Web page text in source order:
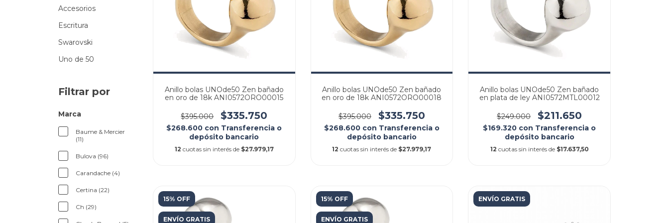
Accesorios
Escritura
Swarovski
Uno de 50
Filtrar por
Marca
Baume & Mercier
(11)
Bulova (96)
Carandache (4)
Certina (22)
Ch (29)
Anillo bolas UNOde50 Zen bañado
en oro de 18k ANI0572ORO00015
$395.000 $335.750
$268.600 con Transferencia o
depósito bancario
12 cuotas sin interés de $27.979,17
Anillo bolas UNOde50 Zen bañado
en oro de 18k ANI0572ORO00018
$395.000 $335.750
$268.600 con Transferencia o
depósito bancario
12 cuotas sin interés de $27.979,17
Anillo bolas UNOde50 Zen bañado
en plata de ley ANI0572MTL00012
$249.000 $211.650
$169.320 con Transferencia o
depósito bancario
12 cuotas sin interés de $17.637,50
15% OFF
ENVÍO GRATIS
15% OFF
ENVÍO GRATIS
ENVÍO GRATIS